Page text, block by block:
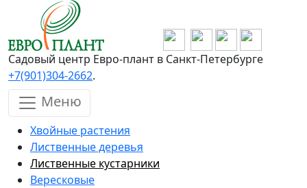
Перейти к основному содержанию
Садовый центр Евро-плант в Санкт-Петербурге
+7(901)304-2662.
Меню
Хвойные растения
Лиственные деревья
Лиственные кустарники
Вересковые